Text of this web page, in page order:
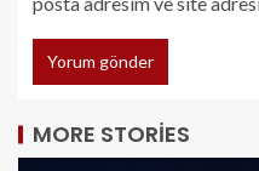
MORE STORIES